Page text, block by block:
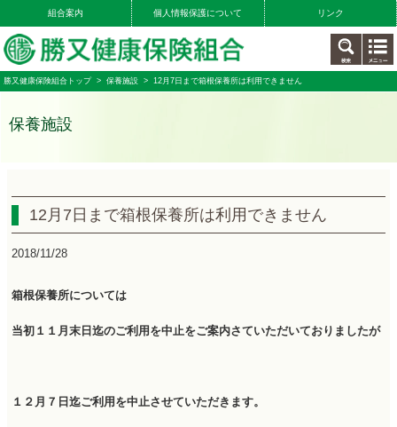
組合案内 個人情報保護について リンク
勝又健康保険組合トップ> 保養施設 > 12月7日まで箱根保養所は利用できません
保養施設
12月7日まで箱根保養所は利用できません
2018/11/28
箱根保養所については
当初１１月末日迄のご利用を中止をご案内さていただいておりましたが
１２月７日迄ご利用を中止させていただきます。